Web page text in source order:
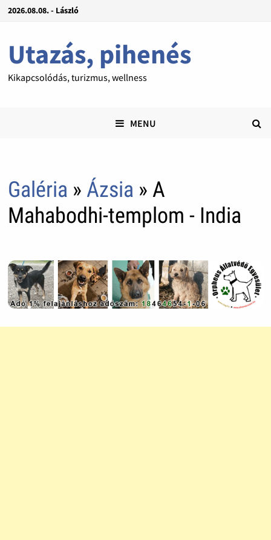
2026.08.08. - László
Utazás, pihenés
Kikapcsolódás, turizmus, wellness
MENU
Galéria » Ázsia » A
Mahabodhi-templom - India